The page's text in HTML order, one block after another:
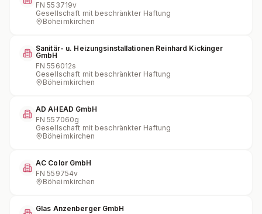
FN553719v
Gesellschaft mit beschränkter Haftung
Böheimkirchen
Sanitär- u. Heizungsinstallationen Reinhard Kickinger
GmbH
FN556012s
Gesellschaft mit beschränkter Haftung
Böheimkirchen
AD AHEAD GmbH
FN557060g
Gesellschaft mit beschränkter Haftung
Böheimkirchen
AC Color GmbH
FN559754v
Böheimkirchen
Glas Anzenberger GmbH